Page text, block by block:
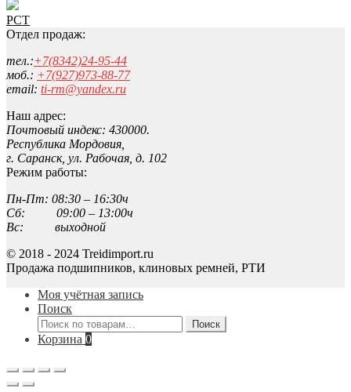
РСТ
Отдел продаж:
тел.:+7(8342)24-95-44
моб.: +7(927)973-88-77
email: ti-rm@yandex.ru
Наш адрес:
Почтовый индекс: 430000.
Республика Мордовия,
г. Саранск, ул. Рабочая, д. 102
Режим работы:
Пн-Пт: 08:30 – 16:30ч
Сб: 09:00 – 13:00ч
Вс: выходной
© 2018 - 2024 Treidimport.ru
Продажа подшипников, клиновых ремней, РТИ
Моя учётная запись
Поиск
Искать:
Поиск
Корзина 0